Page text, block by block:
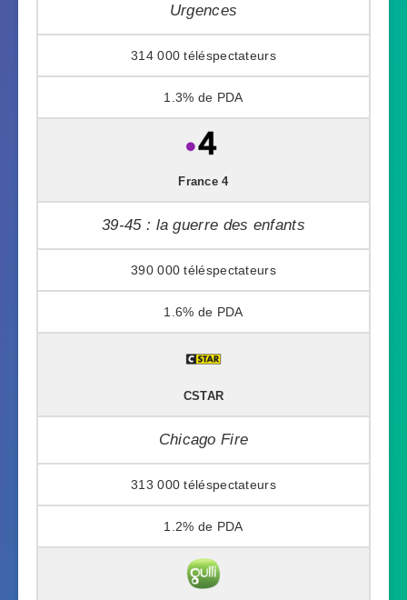
Urgences
314 000
1.3%
France 4
39-45 : la guerre des enfants
390 000
1.6%
CSTAR
Chicago Fire
313 000
1.2%